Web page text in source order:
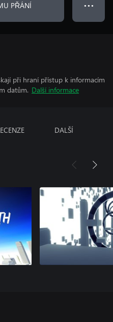
PŘÁNÍ ● ● ●
při hraní přístup k informacím
datům. Další informace
DALŠÍ